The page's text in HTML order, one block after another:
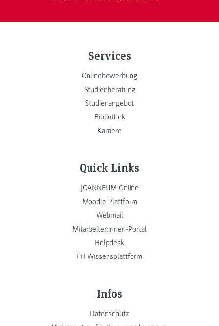
Services
Onlinebewerbung
Studienberatung
Studienangebot
Bibliothek
Karriere
Quick Links
JOANNEUM Online
Moodle Plattform
Webmail
Mitarbeiter:innen-Portal
Helpdesk
FH Wissensplattform
Infos
Datenschutz